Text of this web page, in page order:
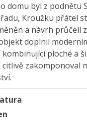
domu byl z podnětu
Kroužku přátel
a návrh průčelí
doplnil
ploché a
zakomponoval